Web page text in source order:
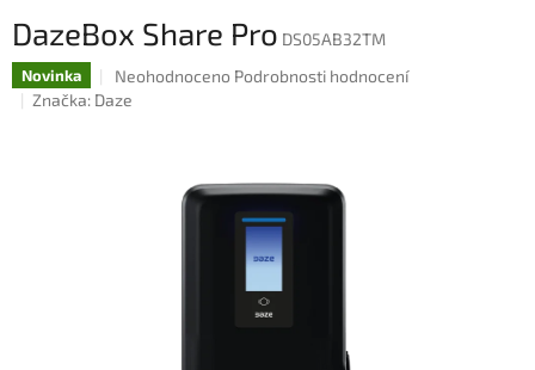
DazeBox Share Pro DS05AB32TM
Novinka
Průměrné
hodnocení
Neohodnoceno Podrobnosti hodnocení
Značka: Daze